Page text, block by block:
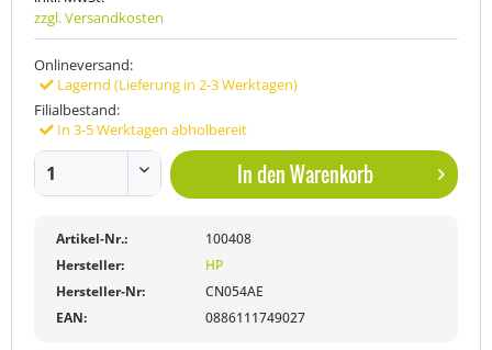
zzgl. Versandkosten
Onlineversand:
Lagernd (Lieferung in 2-3 Werktagen)
Filialbestand:
In 3-5 Werktagen abholbereit
In denWarenkorb
Artikel-Nr.:
100408
Hersteller:
HP
Hersteller-Nr:
CN054AE
EAN:
0886111749027